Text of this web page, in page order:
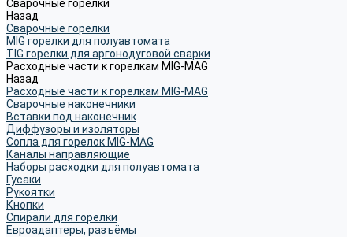
Сварочные горелки
Назад
Сварочные горелки
MIG горелки для полуавтомата
TIG горелки для аргонодуговой сварки
Расходные части к горелкам MIG-MAG
Назад
Расходные части к горелкам MIG-MAG
Сварочные наконечники
Вставки под наконечник
Диффузоры и изоляторы
Сопла для горелок MIG-MAG
Каналы направляющие
Наборы расходки для полуавтомата
Гусаки
Рукоятки
Кнопки
Спирали для горелки
Евроадаптеры, разъёмы